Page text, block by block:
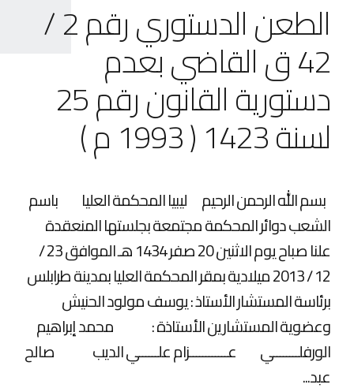
الطعن الدستوري رقم 2 /
42 ق القاضي بعدم
دستورية القانون رقم 25
لسنة 1423 ( 1993 م )
بسم الله الرحمن الرحيم ليبيا المحكمة العليا باسم
الشعب دوائر المحكمة مجتمعة بجلستها المنعقدة
علنا صباح يوم الاثنين 20 صفر 1434 هـ الموافق 23 /
12 / 2013 ميلادية بمقر المحكمة العليا بمدينة طرابلس
برئاسة المستشار الأستاذ : يوسف مولود الحنيش
وعضوية المستشارين الأستاذة : محمد إبراهيم
الورفلــــــــي عــــــــــــزام علــــــي الديب صالح
عبد...